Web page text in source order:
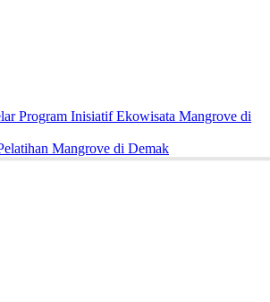
Program Inisiatif Ekowisata Mangrove di
Mangrove di Demak